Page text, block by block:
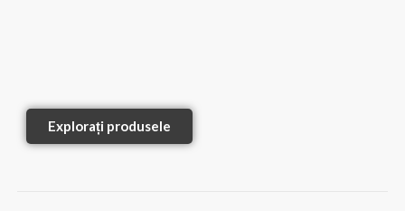
Explorați produsele